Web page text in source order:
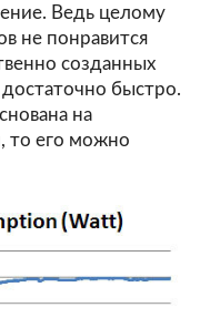
Ведь целому
не понравится
созданных
быстро.
на
то его можно